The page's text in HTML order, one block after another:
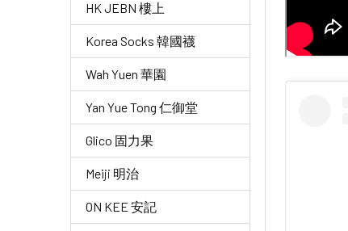
HK JEBN 樓上
Korea Socks 韓國襪
Wah Yuen 華園
Yan Yue Tong 仁御堂
Glico 固力果
Meiji 明治
ON KEE 安記